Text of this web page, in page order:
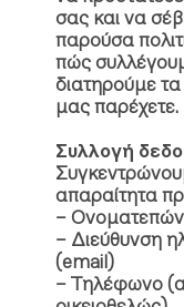
σας και να
παρούσα
πώς
διατηρούμε
μας παρέχετε.
Συλλογή
απαραίτητα
–
– Διεύθυνση
(email)
– Τηλέφωνο